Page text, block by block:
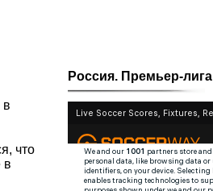
в
что
в
Россия. Премьер-лига